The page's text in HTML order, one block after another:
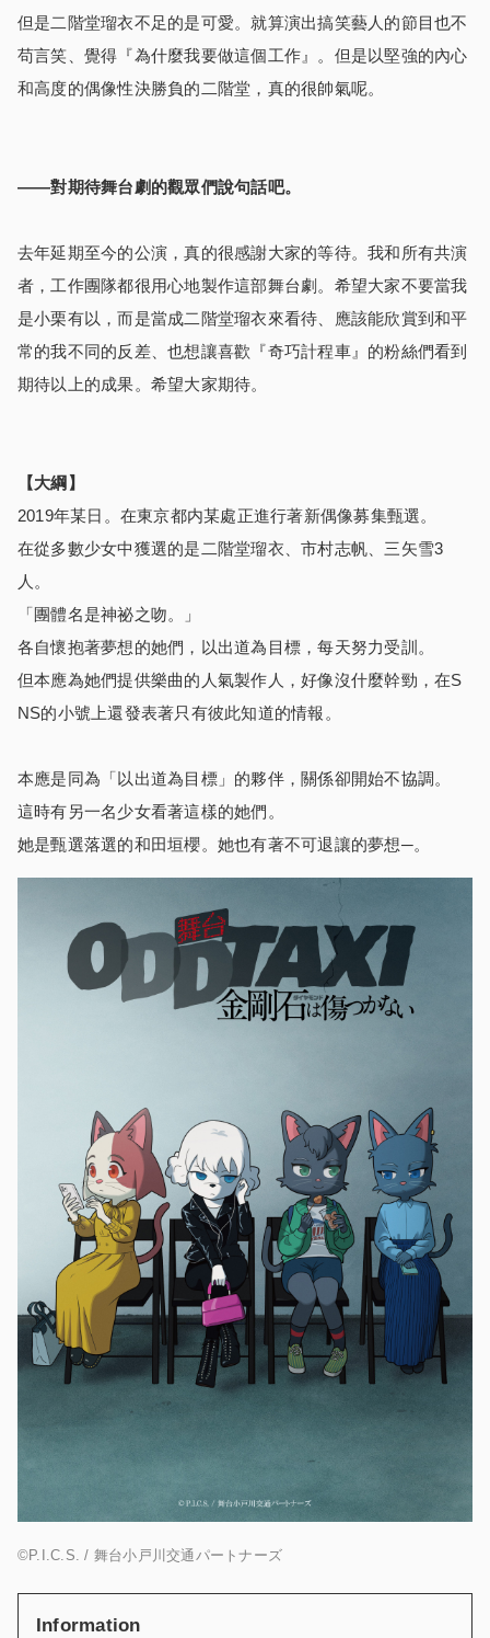
但是二階堂瑠衣不足的是可愛。就算演出搞笑藝人的節目也不
苟言笑、覺得『為什麼我要做這個工作』。但是以堅強的內心
和高度的偶像性決勝負的二階堂，真的很帥氣呢。
――對期待舞台劇的觀眾們說句話吧。
去年延期至今的公演，真的很感謝大家的等待。我和所有共演
者，工作團隊都很用心地製作這部舞台劇。希望大家不要當我
是小栗有以，而是當成二階堂瑠衣來看待、應該能欣賞到和平
常的我不同的反差、也想讓喜歡『奇巧計程車』的粉絲們看到
期待以上的成果。希望大家期待。
【大綱】
2019年某日。在東京都内某處正進行著新偶像募集甄選。
在從多數少女中獲選的是二階堂瑠衣、市村志帆、三矢雪3
人。
「團體名是神祕之吻。」
各自懷抱著夢想的她們，以出道為目標，每天努力受訓。
但本應為她們提供樂曲的人氣製作人，好像沒什麼幹勁，在S
NS的小號上還發表著只有彼此知道的情報。
本應是同為「以出道為目標」的夥伴，關係卻開始不協調。
這時有另一名少女看著這樣的她們。
她是甄選落選的和田垣櫻。她也有著不可退讓的夢想─。
©P.I.C.S. / 舞台小戸川交通パートナーズ
Information